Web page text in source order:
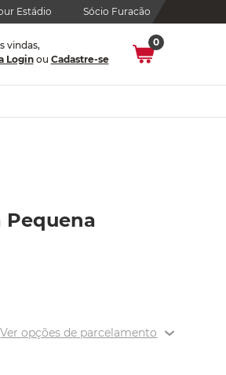
Estádio Sócio Furacão
vindas,
Loginou Cadastre-se
0
Pequena
Ver opções de parcelamento